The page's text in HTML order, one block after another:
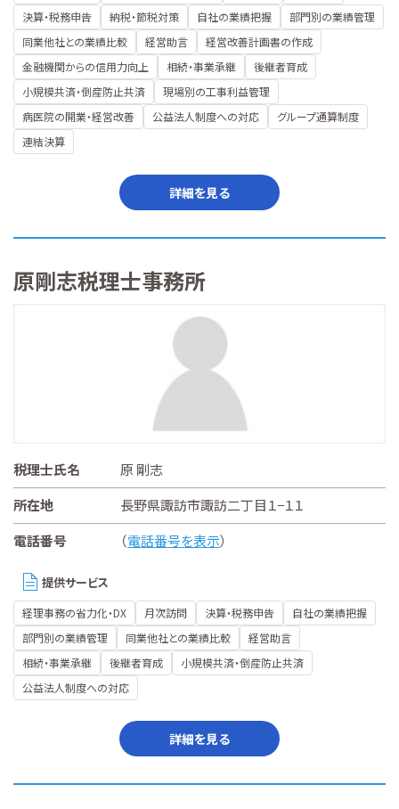
決算・税務申告
納税・節税対策 自社の業績把握
部門別の業績管理
同業他社との業績比較
経営助言
経営改善計画書の作成
金融機関からの信用力向上
相続・事業承継
後継者育成
小規模共済・倒産防止共済
現場別の工事利益管理
病医院の開業・経営改善
公益法人制度への対応
グループ通算制度
連結決算
詳細を見る
原剛志税理士事務所
税理士氏名
原 剛志
所在地
長野県諏訪市諏訪二丁目１−１１
電話番号
（電話番号を表示）
提供サービス
経理事務の省力化・DX 月次訪問 決算・税務申告
自社の業績把握
部門別の業績管理
同業他社との業績比較
経営助言
相続・事業承継
後継者育成
小規模共済・倒産防止共済
公益法人制度への対応
詳細を見る